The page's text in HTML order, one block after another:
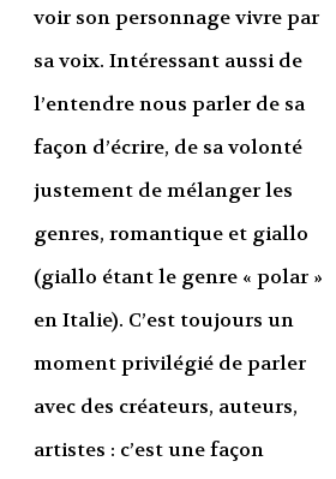
voir son personnage vivre par
sa voix. Intéressant aussi de
l’entendre nous parler de sa
façon d’écrire, de sa volonté
justement de mélanger les
genres, romantique et giallo
(giallo étant le genre « polar »
en Italie). C’est toujours un
moment privilégié de parler
avec des créateurs, auteurs,
artistes : c’est une façon